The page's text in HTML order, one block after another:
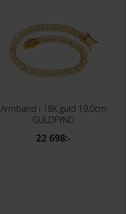
Armband i 18K guld 19,0cm
GULDFYND
22 698:-